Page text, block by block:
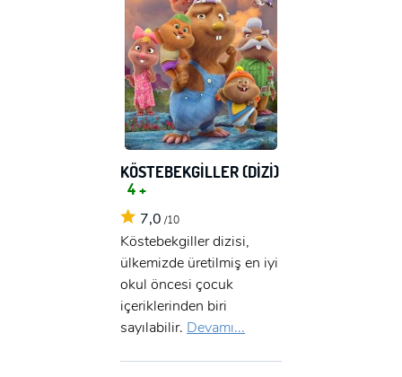
KÖSTEBEKGİLLER (DİZİ)
4 +
7,0 /10
Köstebekgiller dizisi,
ülkemizde üretilmiş en iyi
okul öncesi çocuk
içeriklerinden biri
sayılabilir. Devamı...